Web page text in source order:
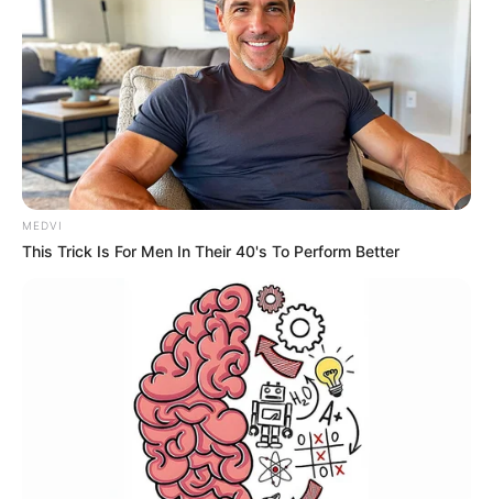
Investigações preliminares da Polícia Civil
As investigações preliminares conduzidas pela Polícia Civil
revelaram essas perturbadoras alegações, levando o delegado
Fábio Daré, do 6º DP da capital, a determinar a prisão imediata,
ainda que temporária, dos proprietários da instituição.
O caso veio à tona quando uma ex-funcionária, indignada com a
situação, registrou em vídeo alguns desses atos de maus-tratos e
buscou os pais das crianças para informá-los. Posteriormente, os
pais decidiram procurar a delegacia.
A escola está sediada na região do Cambuci, zona sul de São
MEDVI
This Trick Is For Men In Their 40's To Perform Better